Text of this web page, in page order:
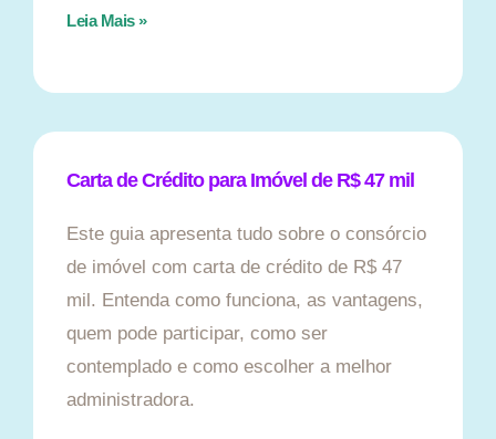
Leia Mais »
Carta de Crédito para Imóvel de R$ 47 mil
Este guia apresenta tudo sobre o consórcio
de imóvel com carta de crédito de R$ 47
mil. Entenda como funciona, as vantagens,
quem pode participar, como ser
contemplado e como escolher a melhor
administradora.